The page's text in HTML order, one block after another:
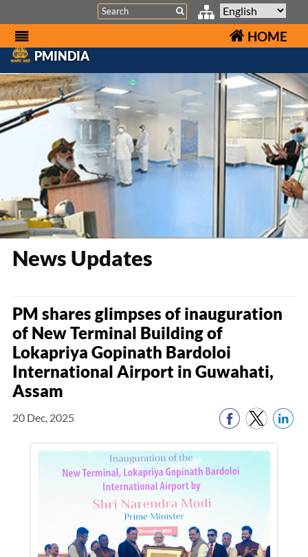
Search
HOME
PMINDIA
News Updates
PM shares glimpses of inauguration
of New Terminal Building of
Lokapriya Gopinath Bardoloi
International Airport in Guwahati,
Assam
20 Dec, 2025